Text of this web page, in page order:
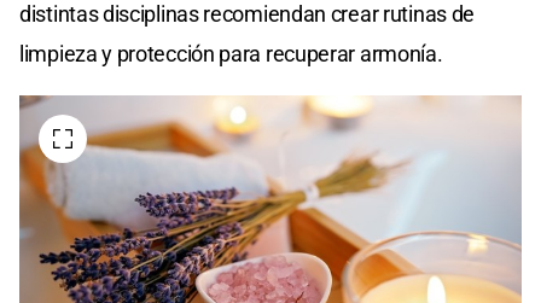
distintas disciplinas recomiendan crear rutinas de
limpieza y protección para recuperar armonía.